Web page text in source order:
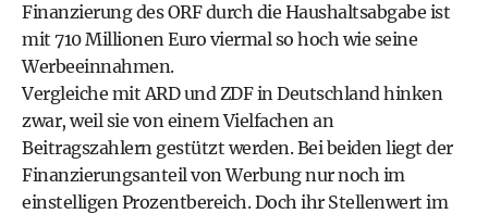
Finanzierung des ORF durch die Haushaltsabgabe ist
mit 710 Millionen Euro viermal so hoch wie seine
Werbeeinnahmen.
Vergleiche mit ARD und ZDF in Deutschland hinken
zwar, weil sie von einem Vielfachen an
Beitragszahlern gestützt werden. Bei beiden liegt der
Finanzierungsanteil von Werbung nur noch im
einstelligen Prozentbereich. Doch ihr Stellenwert im